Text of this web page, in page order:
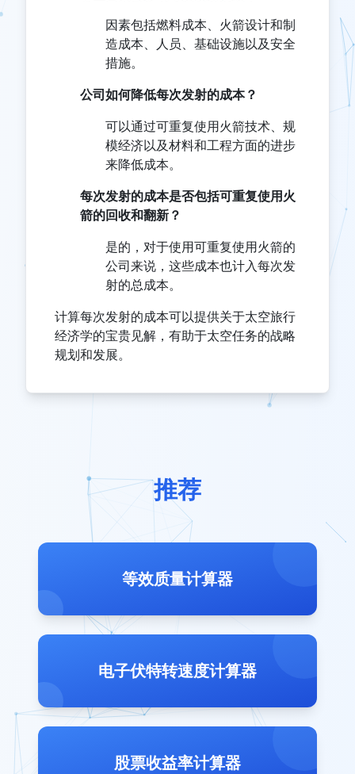
因素包括燃料成本、火箭设计和制
造成本、人员、基础设施以及安全
措施。
公司如何降低每次发射的成本？
可以通过可重复使用火箭技术、规
模经济以及材料和工程方面的进步
来降低成本。
每次发射的成本是否包括可重复使用火
箭的回收和翻新？
是的，对于使用可重复使用火箭的
公司来说，这些成本也计入每次发
射的总成本。
计算每次发射的成本可以提供关于太空旅行
经济学的宝贵见解，有助于太空任务的战略
规划和发展。
推荐
等效质量计算器
电子伏特转速度计算器
股票收益率计算器